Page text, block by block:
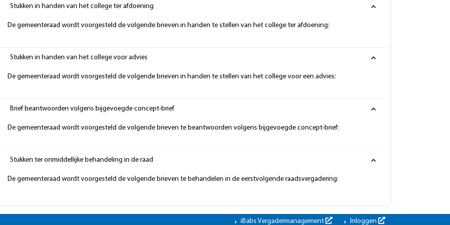
Stukken in handen van het college ter afdoening
De gemeenteraad wordt voorgesteld de volgende brieven in handen te stellen van het college ter afdoening:
Stukken in handen van het college voor advies
De gemeenteraad wordt voorgesteld de volgende brieven in handen te stellen van het college voor een advies:
Brief beantwoorden volgens bijgevoegde concept-brief
De gemeenteraad wordt voorgesteld de volgende brieven te beantwoorden volgens bijgevoegde concept-brief:
Stukken ter onmiddellijke behandeling in de raad
De gemeenteraad wordt voorgesteld de volgende brieven te behandelen in de eerstvolgende raadsvergadering:
iBabs Vergadermanagement Inloggen